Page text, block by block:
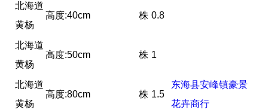
北海道
黄杨
高度:40cm 株 0.8
东海县安峰镇豪景
花卉商行
北海道
黄杨
高度:50cm 株 1
北海道
黄杨
高度:80cm 株 1.5